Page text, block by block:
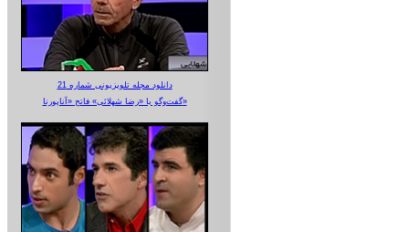
دانلود مجله تلویزیونی شماره 21
گفت‌وگو با «رضا شهلائی» فاتح «آناپورنا»